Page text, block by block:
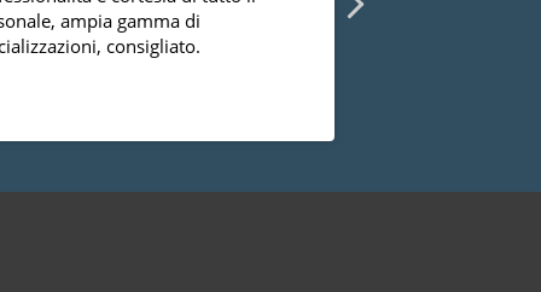
ampia gamma di
consigliato.